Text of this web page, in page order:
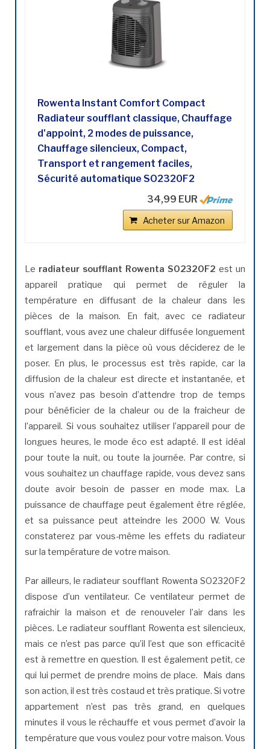
Rowenta Instant Comfort Compact
Radiateur soufflant classique, Chauffage
d'appoint, 2 modes de puissance,
Chauffage silencieux, Compact,
Transport et rangement faciles,
Sécurité automatique SO2320F2
34,99 EUR
Acheter sur Amazon
Le radiateur soufflant Rowenta SO2320F2 est un
appareil pratique qui permet de réguler la
température en diffusant de la chaleur dans les
pièces de la maison. En fait, avec ce radiateur
soufflant, vous avez une chaleur diffusée longuement
et largement dans la pièce où vous déciderez de le
poser. En plus, le processus est très rapide, car la
diffusion de la chaleur est directe et instantanée, et
vous n’avez pas besoin d’attendre trop de temps
pour bénéficier de la chaleur ou de la fraicheur de
l’appareil. Si vous souhaitez utiliser l’appareil pour de
longues heures, le mode éco est adapté. Il est idéal
pour toute la nuit, ou toute la journée. Par contre, si
vous souhaitez un chauffage rapide, vous devez sans
doute avoir besoin de passer en mode max. La
puissance de chauffage peut également être réglée,
et sa puissance peut atteindre les 2000 W. Vous
constaterez par vous-même les effets du radiateur
sur la température de votre maison.
Par ailleurs, le radiateur soufflant Rowenta SO2320F2
dispose d’un ventilateur. Ce ventilateur permet de
rafraichir la maison et de renouveler l’air dans les
pièces. Le radiateur soufflant Rowenta est silencieux,
mais ce n’est pas parce qu’il l’est que son efficacité
est à remettre en question. Il est également petit, ce
qui lui permet de prendre moins de place. Mais dans
son action, il est très costaud et très pratique. Si votre
appartement n’est pas très grand, en quelques
minutes il vous le réchauffe et vous permet d’avoir la
température que vous voulez pour votre maison. Vous